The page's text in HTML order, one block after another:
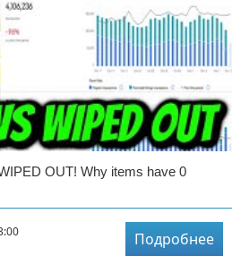
OUT! Why items have 0
Подробнее